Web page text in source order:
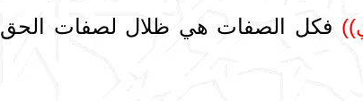
فكل الصفات هي ظلال لصفات الحق